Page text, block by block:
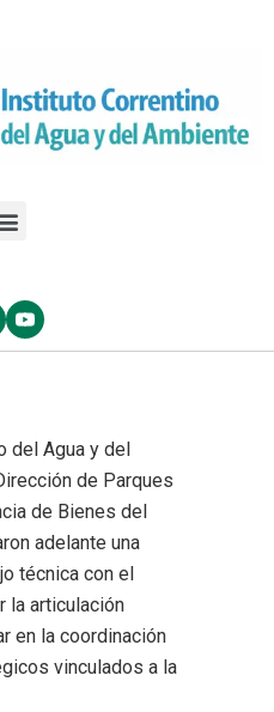
del Agua y del
de Parques
de Bienes del
adelante una
técnica con el
la articulación
en la coordinación
vinculados a la